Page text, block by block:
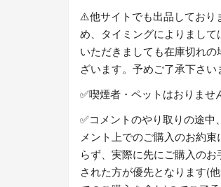
⚠️他サイトでも出品しており
め、タイミングによりまして
いただきましても在庫切れの
ざいます。予めご了承下さい
✅喫煙者・ペットはおりませ
✅コメントのやり取りの途中
メント上でのご購入のお約束
らず、実際に先にご購入のお
された方が優先となります(